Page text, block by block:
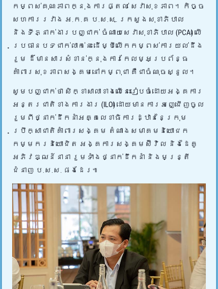
កម្ពស់គុណភាពក្នុងការផ្តល់ សេវាសុខភាព។ កិច្ច
សហការរវាង អ.ក.គ ប.ស.ស. ក្រសួងសុខាភិបាល
និងទីភ្នាក់ងារបញ្ជាក់ ចំណាយសេវាសុខាភិបាល (PCA) លើ
ប្រធានបទជាក់លាក់នេះ ដើម្បីលើកកម្ពស់ការយល់ដឹង
រួម ដ៏មានសារសំខាន់ក្នុងការកែលម្អប្រព័ន្ធ
គាំពារសុខភាពសង្គមនៅកម្ពុជា គឺជាចំណុចស្នូល។
សូមបញ្ជាក់ថា សិក្ខាសាលាខាងលើនេះរៀបចំដោយអង្គការ
អន្តរជាតិខាងការងារ (ILO) ដោយមានការអញ្ជើញចូល
រួមពីថ្នាក់ដឹកនាំអគ្គលេខាធិការដ្ឋាននៃក្រុម
ប្រឹក្សាជាតិគាំពារសង្គម តំណាងសមាគមនិយោជក
កម្មករនិយោជិត អង្គការសង្គមស៊ីវិល និងដៃគូ
អភិវឌ្ឍន៍នានា រួមទាំងថ្នាក់ដឹកនាំ និងមន្រ្តី
ជំនាញ ប.ស.ស. ផងដែរ៕